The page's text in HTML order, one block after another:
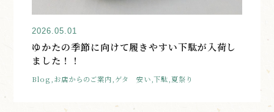
2026.05.01
ゆかたの季節に向けて履きやすい下駄が入荷し
ました！！
Blog,お店からのご案内,ゲタ 安い,下駄,夏祭り